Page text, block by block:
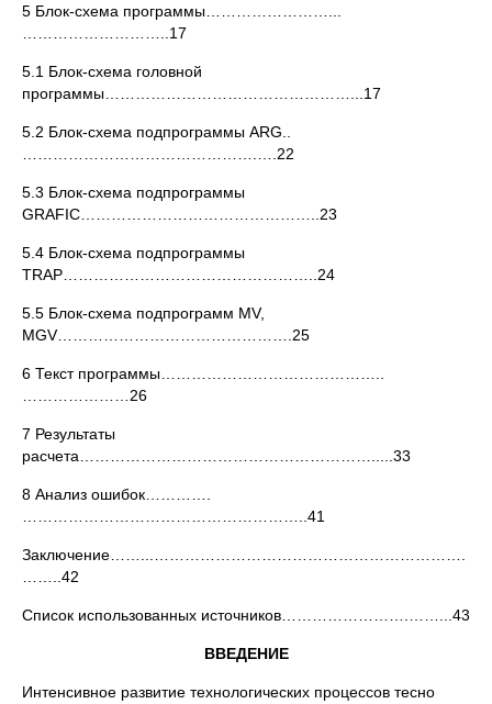
5 Блок-схема программы……………………...
………………………..17
5.1 Блок-схема головной
программы…………………………………………...17
5.2 Блок-схема подпрограммы ARG..
……………………………………….….22
5.3 Блок-схема подпрограммы
GRAFIC………………………………………..23
5.4 Блок-схема подпрограммы
TRAP…………………………………………..24
5.5 Блок-схема подпрограмм MV,
MGV……………………………………….25
6 Текст программы……………………………………..
…………………26
7 Результаты
расчета………………………………………………….....33
8 Анализ ошибок………….
………………………………………………..41
Заключение……...…………………………………………………….
……..42
Список использованных источников…………………….……...43
ВВЕДЕНИЕ
Интенсивное развитие технологических процессов тесно